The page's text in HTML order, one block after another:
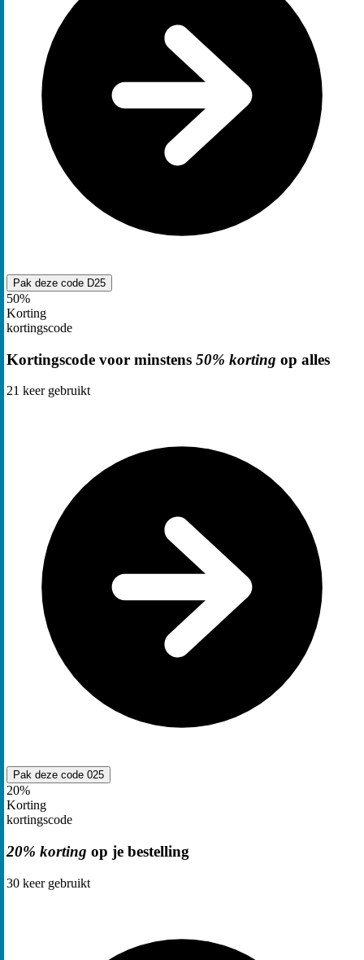
Pak deze code D25
50%
Korting
kortingscode
Kortingscode voor minstens 50% korting op alles
21 keer gebruikt
Pak deze code 025
20%
Korting
kortingscode
20% korting op je bestelling
30 keer gebruikt